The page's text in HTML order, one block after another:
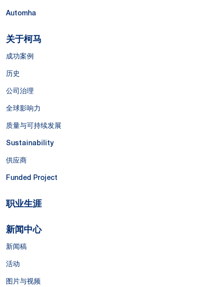
Automha
关于柯马
成功案例
历史
公司治理
全球影响力
质量与可持续发展
Sustainability
供应商
Funded Project
职业生涯
新闻中心
新闻稿
活动
图片与视频